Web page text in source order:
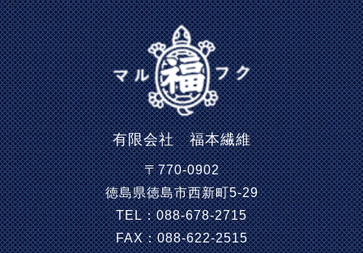
有限会社 福本繊維
〒770-0902
徳島県徳島市西新町5-29
TEL：088-678-2715
FAX：088-622-2515